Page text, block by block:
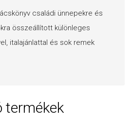
családi ünnepekre és
összeállított különleges
italajánlattal és sok remek
termékek